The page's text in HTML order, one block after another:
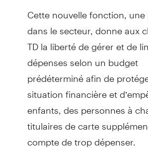
Cette nouvelle fonction,
dans le secteur, donne aux
TD la liberté de gérer et de
dépenses selon un budget
prédéterminé afin de
situation financière et
enfants, des personnes à
titulaires de carte
compte de trop dépenser.